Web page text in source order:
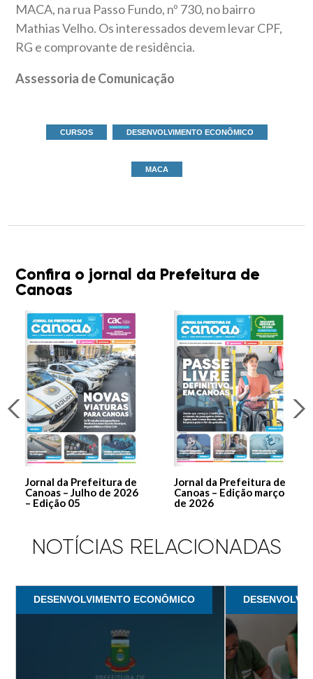
MACA, na rua Passo Fundo, nº 730, no bairro
Mathias Velho. Os interessados devem levar CPF,
RG e comprovante de residência.
Assessoria de Comunicação
CURSOS DESENVOLVIMENTO ECONÔMICO
MACA
Confira o jornal da Prefeitura de
Canoas
Jornal da Prefeitura de
Canoas – Julho de 2026
– Edição 05
Jornal da Prefeitura de
Canoas – Edição março
de 2026
NOTÍCIAS RELACIONADAS
DESENVOLVIMENTO ECONÔMICO